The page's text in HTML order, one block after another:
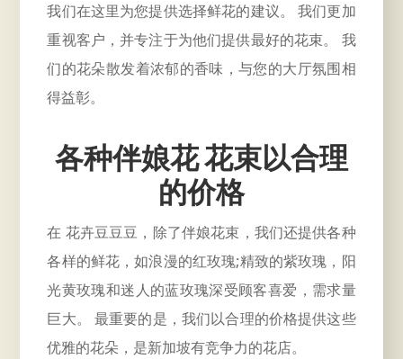
我们在这里为您提供选择鲜花的建议。 我们更加
重视客户，并专注于为他们提供最好的花束。 我
们的花朵散发着浓郁的香味，与您的大厅氛围相
得益彰。
各种伴娘花 花束以合理
的价格
在 花卉豆豆豆，除了伴娘花束，我们还提供各种
各样的鲜花，如浪漫的红玫瑰;精致的紫玫瑰，阳
光黄玫瑰和迷人的蓝玫瑰深受顾客喜爱，需求量
巨大。 最重要的是，我们以合理的价格提供这些
优雅的花朵，是新加坡有竞争力的花店。